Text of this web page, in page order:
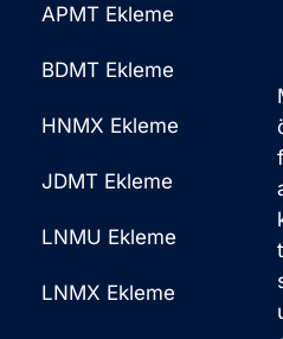
APMT Ekleme
BDMT Ekleme
HNMX Ekleme
JDMT Ekleme
LNMU Ekleme
LNMX Ekleme